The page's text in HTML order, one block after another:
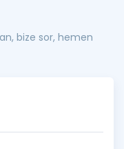
bize sor, hemen